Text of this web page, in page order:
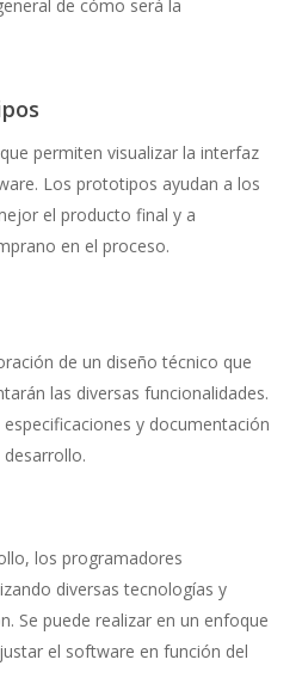
de cómo será la
permiten visualizar la interfaz
Los prototipos ayudan a los
el producto final y a
en el proceso.
de un diseño técnico que
las diversas funcionalidades.
y documentación
los programadores
diversas tecnologías y
Se puede realizar en un enfoque
el software en función del